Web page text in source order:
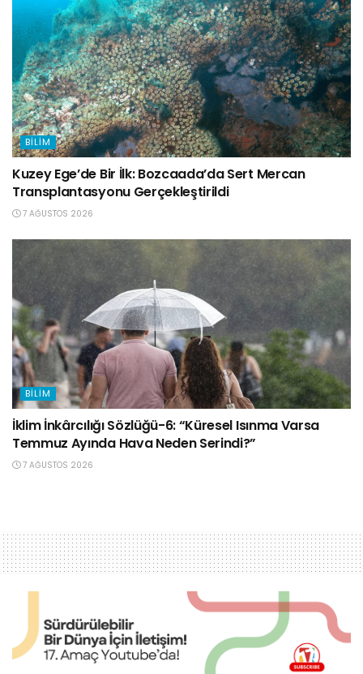
BILIM
Kuzey Ege’de Bir İlk: Bozcaada’da Sert Mercan
Transplantasyonu Gerçekleştirildi
7 AĞUSTOS 2026
BILIM
İklim İnkârcılığı Sözlüğü-6: “Küresel Isınma Varsa
Temmuz Ayında Hava Neden Serindi?”
7 AĞUSTOS 2026